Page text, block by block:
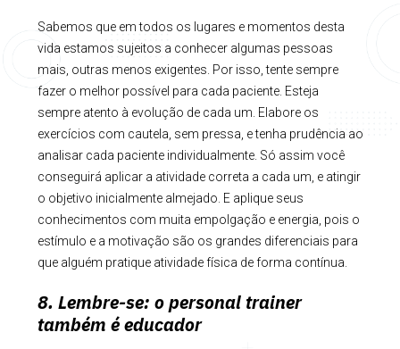
Sabemos que em todos os lugares e momentos desta
vida estamos sujeitos a conhecer algumas pessoas
mais, outras menos exigentes. Por isso, tente sempre
fazer o melhor possível para cada paciente. Esteja
sempre atento à evolução de cada um. Elabore os
exercícios com cautela, sem pressa, e tenha prudência ao
analisar cada paciente individualmente. Só assim você
conseguirá aplicar a atividade correta a cada um, e atingir
o objetivo inicialmente almejado. E aplique seus
conhecimentos com muita empolgação e energia, pois o
estímulo e a motivação são os grandes diferenciais para
que alguém pratique atividade física de forma contínua.
8. Lembre-se: o personal trainer
também é educador